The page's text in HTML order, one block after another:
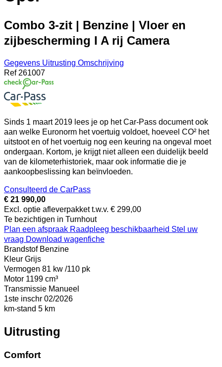
Combo 3-zit | Benzine | Vloer en
zijbescherming I A rij Camera
Gegevens Uitrusting Omschrijving
Ref 261007
Sinds 1 maart 2019 lees je op het Car-Pass document ook
aan welke Euronorm het voertuig voldoet, hoeveel CO² het
uitstoot en of het voertuig nog een keuring na ongeval moet
ondergaan. Kortom, je krijgt niet alleen een duidelijk beeld
van de kilometerhistoriek, maar ook informatie die je
aankoopbeslissing kan beïnvloeden.
Consulteerd de CarPass
€ 21 990,00
Excl. optie afleverpakket t.w.v. € 299,00
Te bezichtigen in Turnhout
Plan een afspraak Raadpleeg beschikbaarheid Stel uw
vraag Download wagenfiche
Brandstof Benzine
Kleur Grijs
Vermogen 81 kw /110 pk
Motor 1199 cm³
Transmissie Manueel
1ste inschr 02/2026
km-stand 5 km
Uitrusting
Comfort